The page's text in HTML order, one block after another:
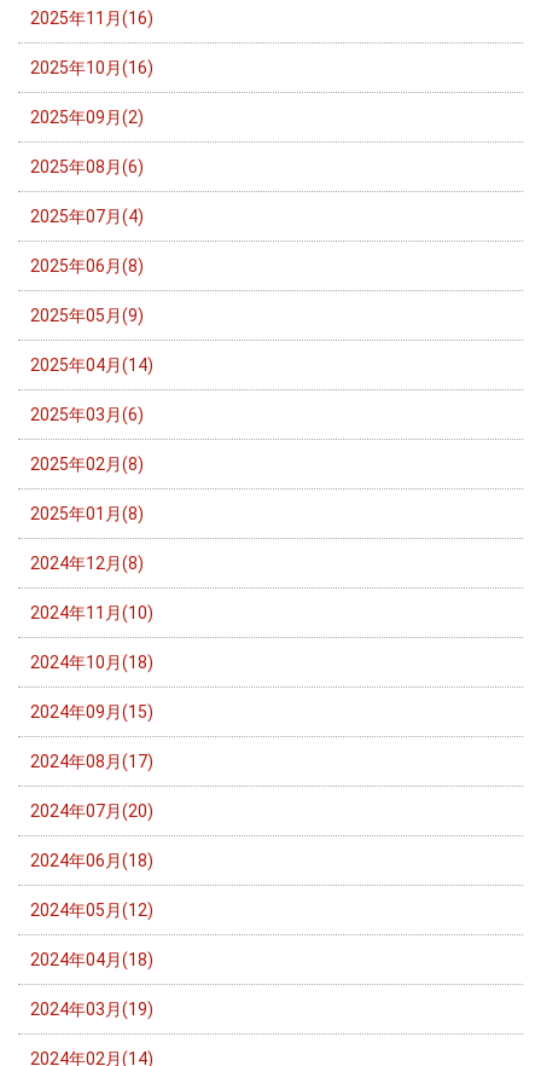
2025年11月(16)
2025年10月(16)
2025年09月(2)
2025年08月(6)
2025年07月(4)
2025年06月(8)
2025年05月(9)
2025年04月(14)
2025年03月(6)
2025年02月(8)
2025年01月(8)
2024年12月(8)
2024年11月(10)
2024年10月(18)
2024年09月(15)
2024年08月(17)
2024年07月(20)
2024年06月(18)
2024年05月(12)
2024年04月(18)
2024年03月(19)
2024年02月(14)